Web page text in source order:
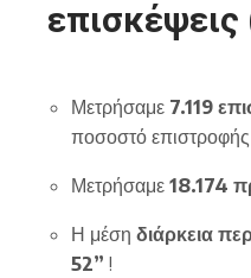
επισκέψεις
Μετρήσαμε 7.119
ποσοστό
Μετρήσαμε 18.174
Η μέση διάρκεια
52” !